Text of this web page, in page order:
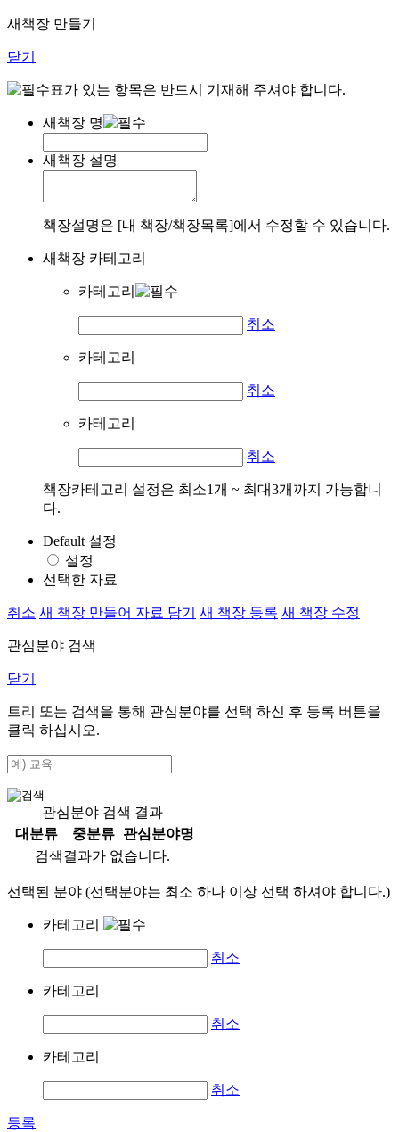
새책장 만들기
닫기
표가 있는 항목은 반드시 기재해 주셔야 합니다.
새책장 명
새책장 설명
책장설명은 [내 책장/책장목록]에서 수정할 수 있습니다.
새책장 카테고리
카테고리
취소
카테고리
취소
카테고리
취소
책장카테고리 설정은 최소1개 ~ 최대3개까지 가능합니
다.
Default 설정
설정
선택한 자료
취소 새 책장 만들어 자료 담기 새 책장 등록 새 책장 수정
관심분야 검색
닫기
트리 또는 검색을 통해 관심분야를 선택 하신 후 등록 버튼을
클릭 하십시오.
관심분야 검색 결과
대분류
중분류
관심분야명
검색결과가 없습니다.
선택된 분야 (선택분야는 최소 하나 이상 선택 하셔야 합니다.)
카테고리
취소
카테고리
취소
카테고리
취소
등록